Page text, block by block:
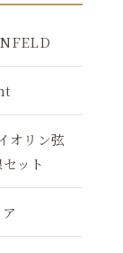
オリン弦
ット